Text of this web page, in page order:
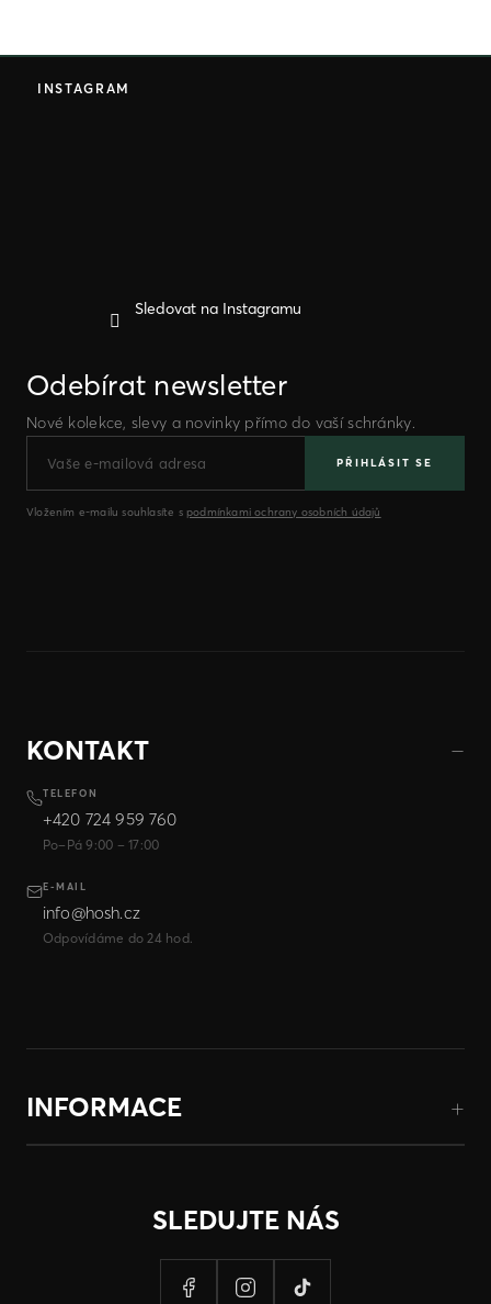
INSTAGRAM
Sledovat na Instagramu
Odebírat newsletter
Nové kolekce, slevy a novinky přímo do vaší schránky.
PŘIHLÁSIT SE
Vložením e-mailu souhlasíte s podmínkami ochrany osobních údajů
KONTAKT
TELEFON
+420 724 959 760
Po–Pá 9:00 – 17:00
E-MAIL
info@hosh.cz
Odpovídáme do 24 hod.
INFORMACE
SLEDUJTE NÁS